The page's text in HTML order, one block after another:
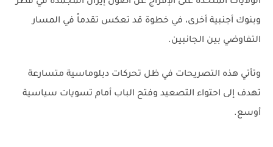
الولايات المتحدة على الإفراج عن أصول إيران المجمدة في قطر
وبنوك أجنبية أخرى، في خطوة قد تعكس تقدماً في المسار
التفاوضي بين الجانبين.
وتأتي هذه التصريحات في ظل تحركات دبلوماسية متسارعة
تهدف إلى احتواء التصعيد وفتح الباب أمام تسويات سياسية
أوسع.